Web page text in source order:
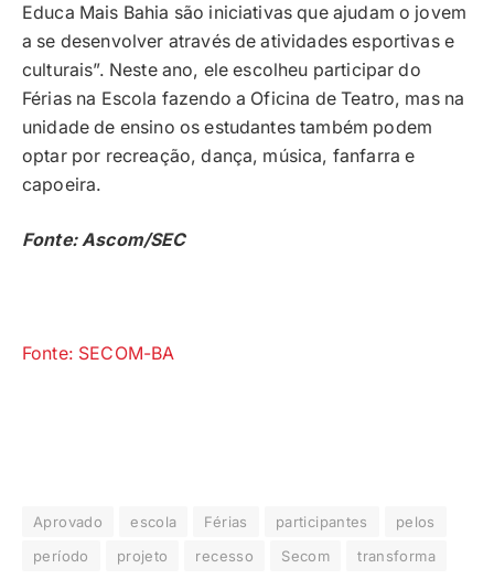
Educa Mais Bahia são iniciativas que ajudam o jovem
a se desenvolver através de atividades esportivas e
culturais”. Neste ano, ele escolheu participar do
Férias na Escola fazendo a Oficina de Teatro, mas na
unidade de ensino os estudantes também podem
optar por recreação, dança, música, fanfarra e
capoeira.
Fonte: Ascom/SEC
Fonte: SECOM-BA
Aprovado escola Férias participantes
pelos
período
projeto recesso Secom transforma